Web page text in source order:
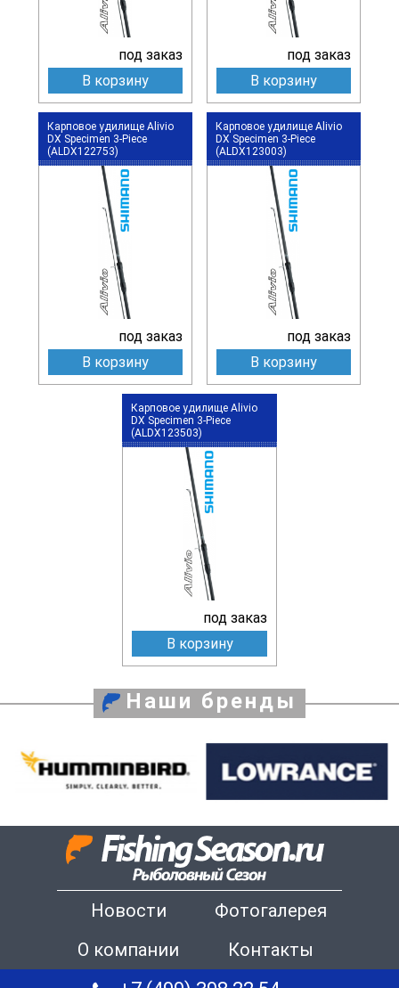
под заказ
В корзину
под заказ
В корзину
Карповое удилище Alivio
DX Specimen 3-Piece
(ALDX122753)
под заказ
В корзину
Карповое удилище Alivio
DX Specimen 3-Piece
(ALDX123003)
под заказ
В корзину
Карповое удилище Alivio
DX Specimen 3-Piece
(ALDX123503)
под заказ
В корзину
Наши бренды
Новости
Фотогалерея
О компании
Контакты